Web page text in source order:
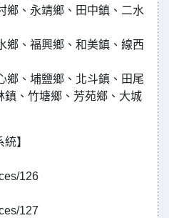
、永靖鄉、田中鎮、二水
、福興鄉、和美鎮、線西
、埔鹽鄉、北斗鎮、田尾
、竹塘鄉、芳苑鄉、大城
】
126
127